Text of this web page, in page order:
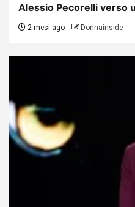
Alessio Pecorelli verso
2 mesi ago Donnainside